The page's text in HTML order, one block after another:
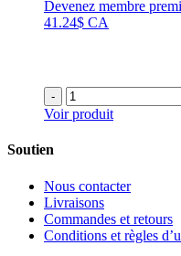
Devenez membre
41.24$ CA
-
Voir produit
Soutien
Nous contacter
Livraisons
Commandes et retours
Conditions et règles